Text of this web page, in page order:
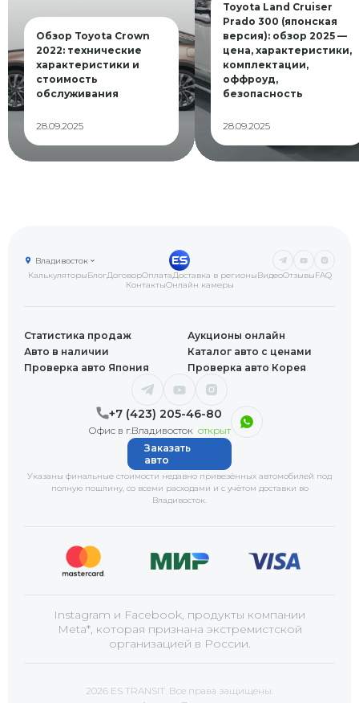
Обзор Toyota Crown
2022: технические
характеристики и
стоимость
обслуживания
28.09.2025
Toyota Land Cruiser
Prado 300 (японская
версия): обзор 2025 —
цена, характеристики,
комплектации,
оффроуд,
безопасность
28.09.2025
КалькуляторыБлогДоговорОплатаДоставка в регионыВидеоОтзывыFAQ
КонтактыОнлайн камеры
Владивосток
+7 (423) 205-46-80
Офис в г.Владивосток открыт
Статистика продаж
Аукционы онлайн
Авто в наличии
Каталог авто с ценами
Проверка авто Япония
Проверка авто Корея
Указаны финальные стоимости недавно привезённых автомобилей под
полную пошлину, со всеми расходами и с учётом доставки во
Владивосток.
Заказать
авто
Instagram и Facebook, продукты компании
Meta*, которая признана экстремистской
организацией в России.
2026 ES TRANSIT. Все права защищены.